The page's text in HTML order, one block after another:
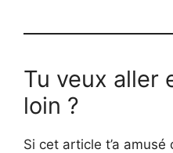
Tu veux aller
loin ?
Si cet article t’a